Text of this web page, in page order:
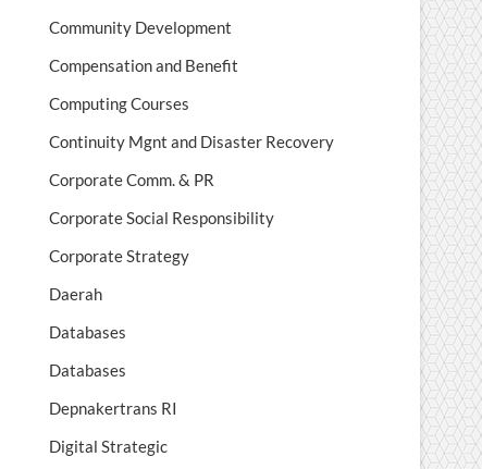
Community Development
Compensation and Benefit
Computing Courses
Continuity Mgnt and Disaster Recovery
Corporate Comm. & PR
Corporate Social Responsibility
Corporate Strategy
Daerah
Databases
Databases
Depnakertrans RI
Digital Strategic